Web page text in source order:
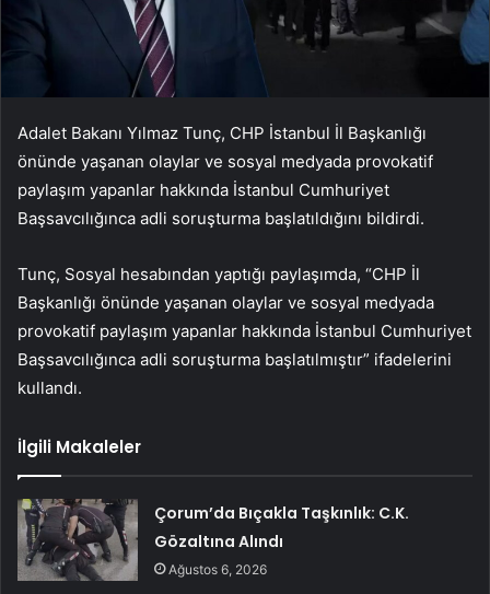
Adalet Bakanı Yılmaz Tunç, CHP İstanbul İl Başkanlığı
önünde yaşanan olaylar ve sosyal medyada provokatif
paylaşım yapanlar hakkında İstanbul Cumhuriyet
Başsavcılığınca adli soruşturma başlatıldığını bildirdi.
Tunç, Sosyal hesabından yaptığı paylaşımda, “CHP İl
Başkanlığı önünde yaşanan olaylar ve sosyal medyada
provokatif paylaşım yapanlar hakkında İstanbul Cumhuriyet
Başsavcılığınca adli soruşturma başlatılmıştır” ifadelerini
kullandı.
İlgili Makaleler
Çorum’da Bıçakla Taşkınlık: C.K.
Gözaltına Alındı
Ağustos 6, 2026